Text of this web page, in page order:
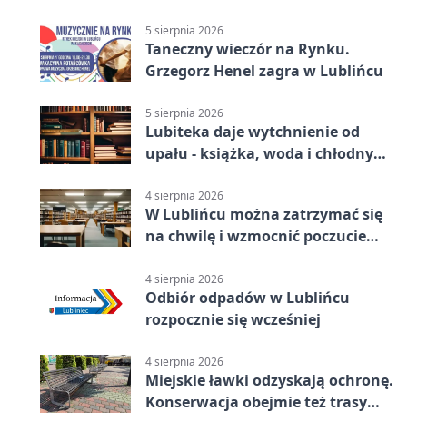
5 sierpnia 2026
Taneczny wieczór na Rynku.
Grzegorz Henel zagra w Lublińcu
5 sierpnia 2026
Lubiteka daje wytchnienie od
upału - książka, woda i chłodny
4 sierpnia 2026
W Lublińcu można zatrzymać się
na chwilę i wzmocnić poczucie
4 sierpnia 2026
Odbiór odpadów w Lublińcu
rozpocznie się wcześniej
4 sierpnia 2026
Miejskie ławki odzyskają ochronę.
Konserwacja obejmie też trasy